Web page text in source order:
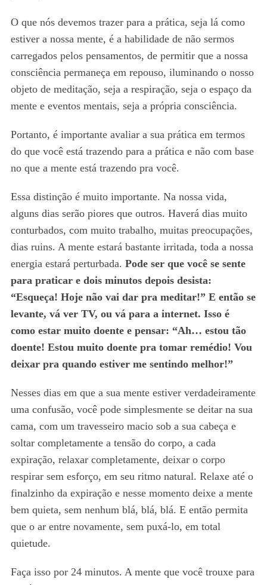
O que nós devemos trazer para a prática, seja lá como
estiver a nossa mente, é a habilidade de não sermos
carregados pelos pensamentos, de permitir que a nossa
consciência permaneça em repouso, iluminando o nosso
objeto de meditação, seja a respiração, seja o espaço da
mente e eventos mentais, seja a própria consciência.
Portanto, é importante avaliar a sua prática em termos
do que você está trazendo para a prática e não com base
no que a mente está trazendo pra você.
Essa distinção é muito importante. Na nossa vida,
alguns dias serão piores que outros. Haverá dias muito
conturbados, com muito trabalho, muitas preocupações,
dias ruins. A mente estará bastante irritada, toda a nossa
energia estará perturbada. Pode ser que você se sente
para praticar e dois minutos depois desista:
“Esqueça! Hoje não vai dar pra meditar!” E então se
levante, vá ver TV, ou vá para a internet. Isso é
como estar muito doente e pensar: “Ah… estou tão
doente! Estou muito doente pra tomar remédio! Vou
deixar pra quando estiver me sentindo melhor!”
Nesses dias em que a sua mente estiver verdadeiramente
uma confusão, você pode simplesmente se deitar na sua
cama, com um travesseiro macio sob a sua cabeça e
soltar completamente a tensão do corpo, a cada
expiração, relaxar completamente, deixar o corpo
respirar sem esforço, em seu ritmo natural. Relaxe até o
finalzinho da expiração e nesse momento deixe a mente
bem quieta, sem nenhum blá, blá, blá. E então permita
que o ar entre novamente, sem puxá-lo, em total
quietude.
Faça isso por 24 minutos. A mente que você trouxe para